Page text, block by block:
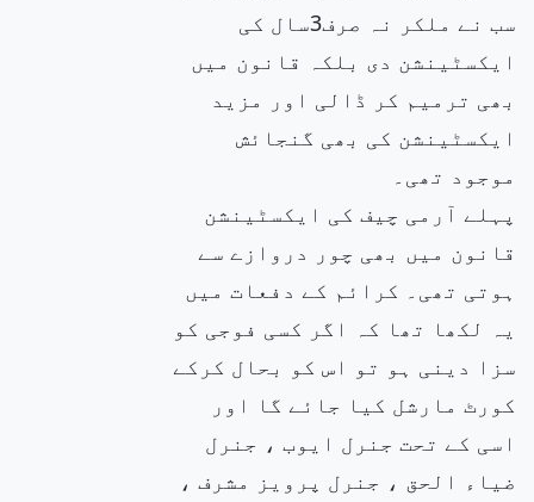
سب نے ملکر نہ صرف3سال کی
ایکسٹینشن دی بلکہ قانون میں
بھی ترمیم کر ڈالی اور مزید
ایکسٹینشن کی بھی گنجائش
موجود تھی۔
پہلے آرمی چیف کی ایکسٹینشن
قانون میں بھی چور دروازے سے
ہوتی تھی۔ کرائم کے دفعات میں
یہ لکھا تھا کہ اگر کسی فوجی کو
سزا دینی ہو تو اس کو بحال کرکے
کورٹ مارشل کیا جائے گا اور
اسی کے تحت جنرل ایوب ، جنرل
ضیاء الحق ، جنرل پرویز مشرف ،